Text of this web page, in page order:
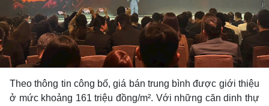
Theo thông tin công bố, giá bán trung bình được giới thiệu
ở mức khoảng 161 triệu đồng/m². Với những căn dinh thự